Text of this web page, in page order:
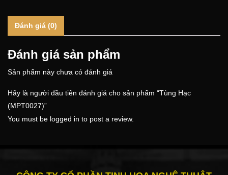
Đánh giá (0)
Đánh giá sản phẩm
Sản phẩm này chưa có đánh giá
Hãy là người đầu tiên đánh giá cho sản phẩm “Tùng Hạc
(MPT0027)”
You must be logged in to post a review.